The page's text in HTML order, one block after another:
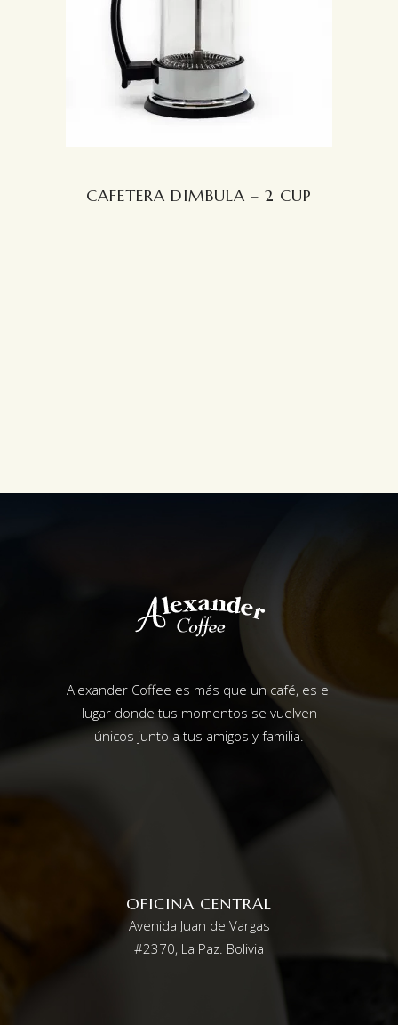
CAFETERA DIMBULA – 2 CUP
Alexander Coffee es más que un café, es el
lugar donde tus momentos se vuelven
únicos junto a tus amigos y familia.
OFICINA CENTRAL
Avenida Juan de Vargas
#2370, La Paz. Bolivia